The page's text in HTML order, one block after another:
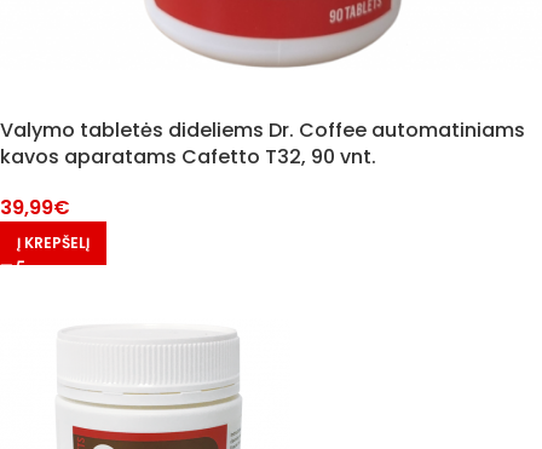
Valymo tabletės dideliems Dr. Coffee automatiniams
kavos aparatams Cafetto T32, 90 vnt.
39,99€
Į KREPŠELĮ